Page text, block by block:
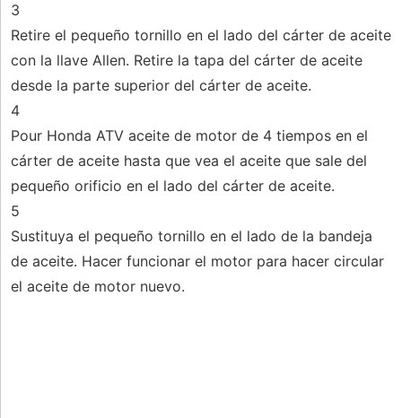
3
Retire el pequeño tornillo en el lado del cárter de aceite
con la llave Allen. Retire la tapa del cárter de aceite
desde la parte superior del cárter de aceite.
4
Pour Honda ATV aceite de motor de 4 tiempos en el
cárter de aceite hasta que vea el aceite que sale del
pequeño orificio en el lado del cárter de aceite.
5
Sustituya el pequeño tornillo en el lado de la bandeja
de aceite. Hacer funcionar el motor para hacer circular
el aceite de motor nuevo.